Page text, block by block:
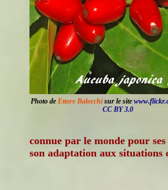
Photo de Ettore Balocchisur le site
CC BY 3.0
connue par le monde pour
son adaptation aux situations